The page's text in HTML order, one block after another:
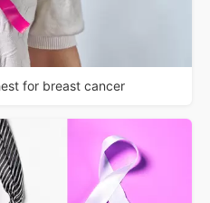
for breast cancer